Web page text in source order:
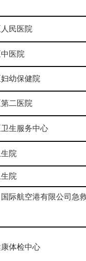
民医院
医院
幼保健院
二医院
生服务中心
院
院
际航空港有限公司急
体检中心